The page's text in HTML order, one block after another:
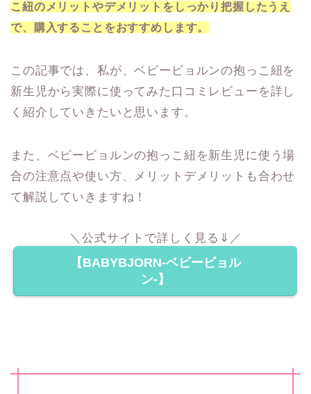
こ紐のメリットやデメリットをしっかり把握したうえ
で、購入することをおすすめします。
この記事では、私が、ベビービョルンの抱っこ紐を
新生児から実際に使ってみた口コミレビューを詳し
く紹介していきたいと思います。
また、ベビービョルンの抱っこ紐を新生児に使う場
合の注意点や使い方、メリットデメリットも合わせ
て解説していきますね！
＼公式サイトで詳しく見る⇓／
【BABYBJORN-ベビービョル
ン-】